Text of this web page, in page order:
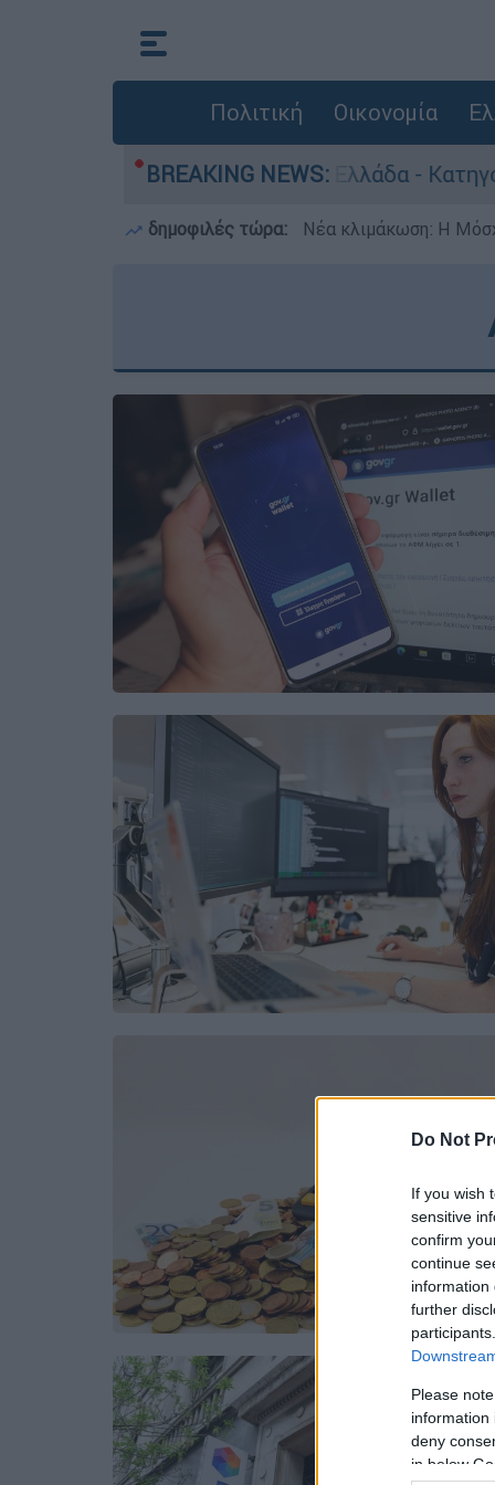
Do Not
If you wish
sensitive
confirm
continue
information
further
Please
information
deny
in below
Πολιτική Οικονομία
BREAKING NEWS:
στην Ελλάδα - Κατηγορείται
δημοφιλές τώρα: Νέα κλιμάκωση: Η